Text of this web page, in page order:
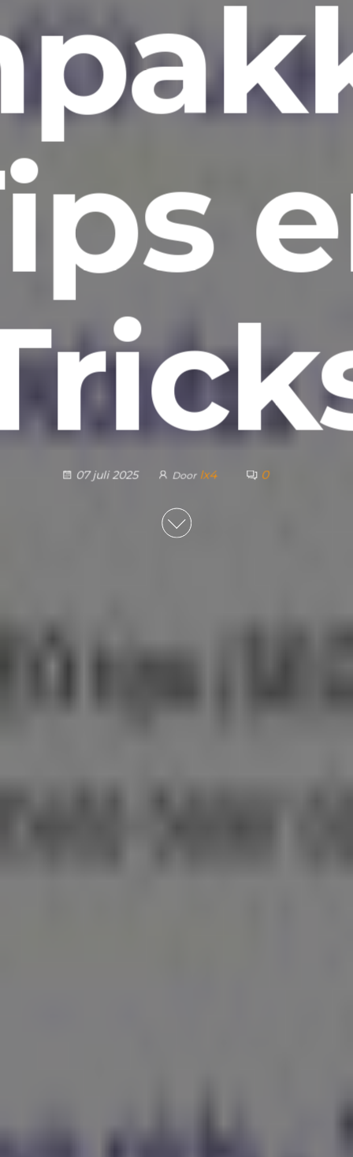
07 juli 2025 Door lx4 0